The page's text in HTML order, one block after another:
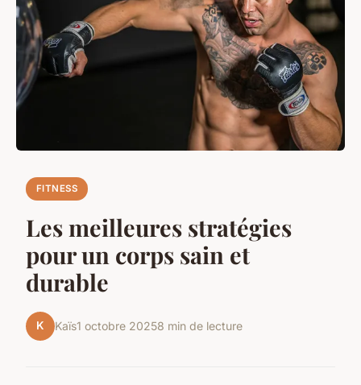
FITNESS
Les meilleures stratégies
pour un corps sain et
durable
K Kaïs1 octobre 20258 min de lecture